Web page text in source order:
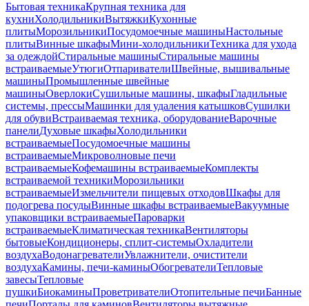
Бытовая техникаКрупная техника для
кухниХолодильникиВытяжкиКухонные
плитыМорозильникиПосудомоечные машиныНастольные
плитыВинные шкафыМини-холодильникиТехника для ухода
за одеждойСтиральные машиныСтиральные машины
встраиваемыеУтюгиОтпаривателиШвейные, вышивальные
машиныПромышленные швейные
машиныОверлокиСушильные машины, шкафыГладильные
системы, прессыМашинки для удаления катышковСушилки
для обувиВстраиваемая техника, оборудованиеВарочные
панелиДуховые шкафыХолодильники
встраиваемыеПосудомоечные машины
встраиваемыеМикроволновые печи
встраиваемыеКофемашины встраиваемыеКомплекты
встраиваемой техникиМорозильники
встраиваемыеИзмельчители пищевых отходовШкафы для
подогрева посудыВинные шкафы встраиваемыеВакуумные
упаковщики встраиваемыеПароварки
встраиваемыеКлиматическая техникаВентиляторы
бытовыеКондиционеры, сплит-системыОхладители
воздухаВодонагревателиУвлажнители, очистители
воздухаКамины, печи-каминыОбогревателиТепловые
завесыТепловые
пушкиБиокаминыПроветривателиОтопительные печиБанные